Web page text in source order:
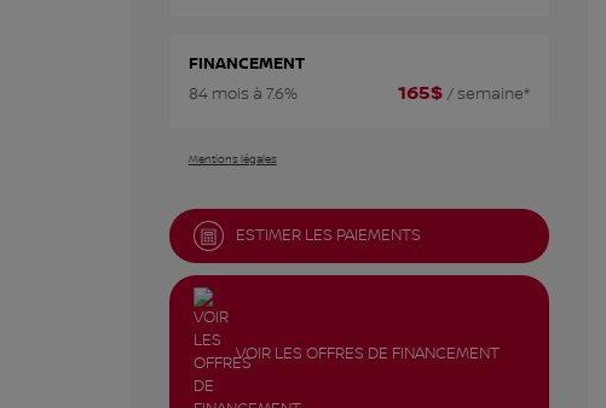
FINANCEMENT
84 mois à 7.6%
165$ / semaine*
Mentions légales
ESTIMER LES PAIEMENTS
VOIR LES OFFRES DE FINANCEMENT